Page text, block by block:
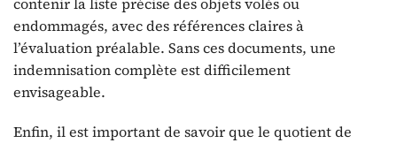
endommagés, avec des références claires à
l’évaluation préalable. Sans ces documents, une
indemnisation complète est difficilement
envisageable.
Enfin, il est important de savoir que le quotient de